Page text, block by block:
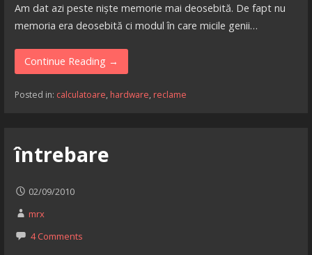
Am dat azi peste niște memorie mai deosebită. De fapt nu
memoria era deosebită ci modul în care micile genii…
Continue Reading →
Posted in: calculatoare, hardware, reclame
întrebare
02/09/2010
mrx
4 Comments